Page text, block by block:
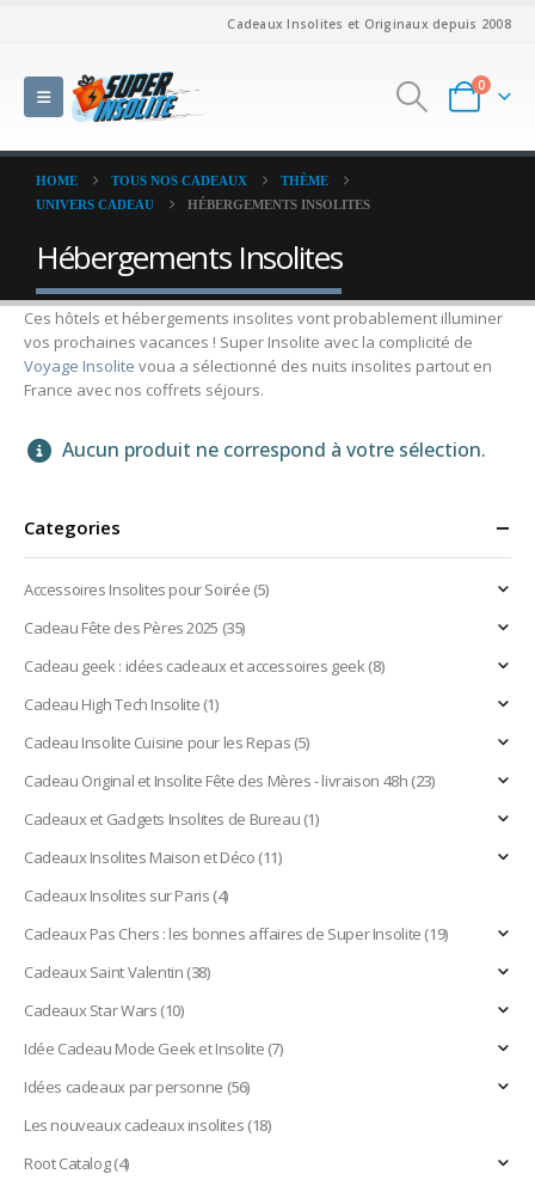
Cadeaux Insolites et Originaux depuis 2008
0
HOME TOUS NOS CADEAUX
THÈME
UNIVERS CADEAU
HÉBERGEMENTS INSOLITES
Hébergements Insolites
Ces hôtels et hébergements insolites vont probablement illuminer
vos prochaines vacances ! Super Insolite avec la complicité de
Voyage Insolite voua a sélectionné des nuits insolites partout en
France avec nos coffrets séjours.
Aucun produit ne correspond à votre sélection.
Categories
Accessoires Insolites pour Soirée(5)
Cadeau Fête des Pères 2025 (35)
Cadeau geek : idées cadeaux et accessoires geek(8)
Cadeau High Tech Insolite(1)
Cadeau Insolite Cuisine pour les Repas(5)
Cadeau Original et Insolite Fête des Mères - livraison 48h(23)
Cadeaux et Gadgets Insolites de Bureau(1)
Cadeaux Insolites Maison et Déco(11)
Cadeaux Insolites sur Paris(4)
Cadeaux Pas Chers : les bonnes affaires de Super Insolite(19)
Cadeaux Saint Valentin(38)
Cadeaux Star Wars(10)
Idée Cadeau Mode Geek et Insolite(7)
Idées cadeaux par personne (56)
Les nouveaux cadeaux insolites(18)
Root Catalog(4)